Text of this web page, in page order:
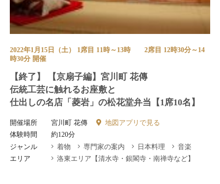
2022年1月15日（土） 1席目 11時～13時 2席目 12時30分～14
時30分 開催
【終了】 【京扇子編】宮川町 花傳
伝統工芸に触れるお座敷と
仕出しの名店「菱岩」の松花堂弁当【1席10名】
開催場所 宮川町 花傳
地図アプリで見る
体験時間
約120分
ジャンル
着物 専門家の案内 日本料理
音楽
エリア
洛東エリア【清水寺・銀閣寺・南禅寺など】